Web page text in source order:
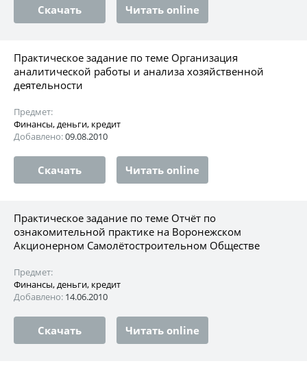
Скачать Читать online
Практическое задание по теме Организация
аналитической работы и анализа хозяйственной
деятельности
Предмет:
Финансы, деньги, кредит
Добавлено:09.08.2010
Скачать Читать online
Практическое задание по теме Отчёт по
ознакомительной практике на Воронежском
Акционерном Самолётостроительном Обществе
Предмет:
Финансы, деньги, кредит
Добавлено: 14.06.2010
Скачать Читать online